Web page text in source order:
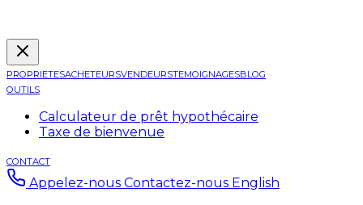
PROPRIETESACHETEURSVENDEURSTEMOIGNAGESBLOG
OUTILS
Calculateur de prêt hypothécaire
Taxe de bienvenue
CONTACT
Appelez-nous Contactez-nous English